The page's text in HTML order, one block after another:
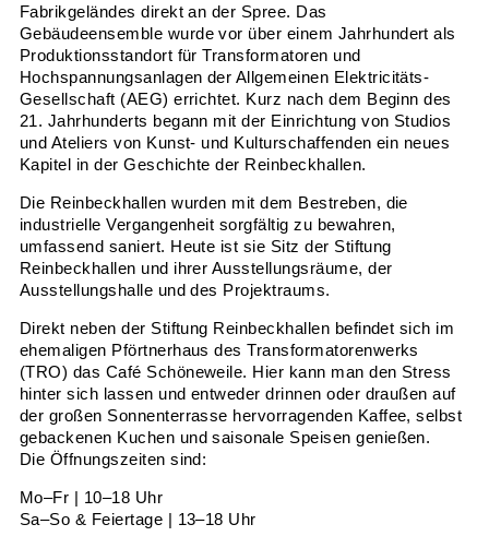
Fabrikgeländes direkt an der Spree. Das
Gebäudeensemble wurde vor über einem Jahrhundert als
Produktionsstandort für Transformatoren und
Hochspannungsanlagen der Allgemeinen Elektricitäts-
Gesellschaft (AEG) errichtet. Kurz nach dem Beginn des
21. Jahrhunderts begann mit der Einrichtung von Studios
und Ateliers von Kunst- und Kulturschaffenden ein neues
Kapitel in der Geschichte der Reinbeckhallen.
Die Reinbeckhallen wurden mit dem Bestreben, die
industrielle Vergangenheit sorgfältig zu bewahren,
umfassend saniert. Heute ist sie Sitz der Stiftung
Reinbeckhallen und ihrer Ausstellungsräume, der
Ausstellungshalle und des Projektraums.
Direkt neben der Stiftung Reinbeckhallen befindet sich im
ehemaligen Pförtnerhaus des Transformatorenwerks
(TRO) das Café Schöneweile. Hier kann man den Stress
hinter sich lassen und entweder drinnen oder draußen auf
der großen Sonnenterrasse hervorragenden Kaffee, selbst
gebackenen Kuchen und saisonale Speisen genießen.
Die Öffnungszeiten sind:
Mo–Fr | 10–18 Uhr
Sa–So & Feiertage | 13–18 Uhr